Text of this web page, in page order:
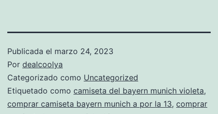
Publicada el marzo 24, 2023
Por dealcoolya
Categorizado como Uncategorized
Etiquetado como camiseta del bayern munich violeta,
comprar camiseta bayern munich a por la 13, comprar